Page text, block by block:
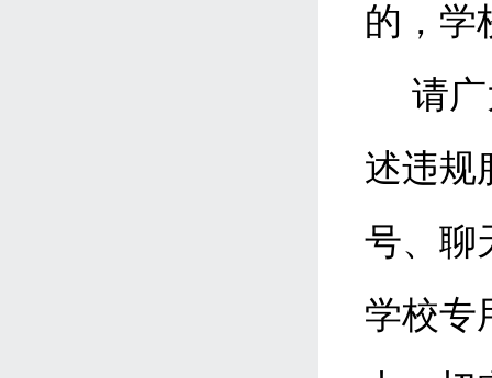
的，学
请
述违规
号、聊
学校专